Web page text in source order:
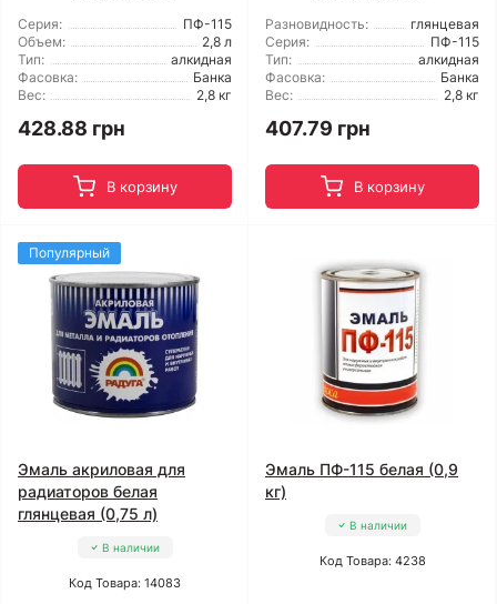
Серия:
ПФ-115
Объем:
2,8 л
Тип:
алкидная
Фасовка:
Банка
Вес:
2,8 кг
428.88 грн
В корзину
Разновидность:
глянцевая
Серия:
ПФ-115
Тип:
алкидная
Фасовка:
Банка
Вес:
2,8 кг
407.79 грн
В корзину
Популярный
Эмаль акриловая для
радиаторов белая
глянцевая (0,75 л)
В наличии
Код Товара: 14083
Эмаль ПФ-115 белая (0,9
кг)
В наличии
Код Товара: 4238